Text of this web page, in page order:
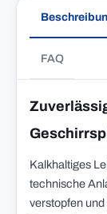
FAQ
Kalkhaltiges
technische
verstopfen